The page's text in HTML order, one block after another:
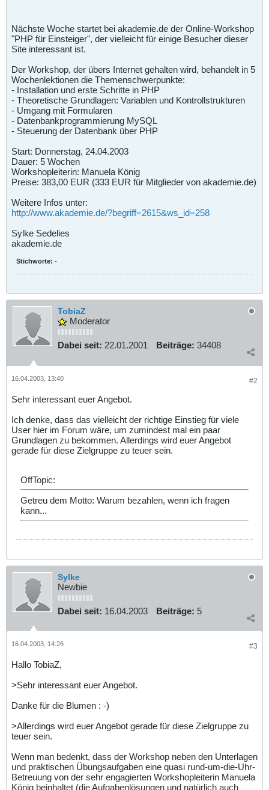
Nächste Woche startet bei akademie.de der Online-Workshop
"PHP für Einsteiger", der vielleicht für einige Besucher dieser
Site interessant ist.
Der Workshop, der übers Internet gehalten wird, behandelt in 5
Wochenlektionen die Themenschwerpunkte:
- Installation und erste Schritte in PHP
- Theoretische Grundlagen: Variablen und Kontrollstrukturen
- Umgang mit Formularen
- Datenbankprogrammierung MySQL
- Steuerung der Datenbank über PHP
Start: Donnerstag, 24.04.2003
Dauer: 5 Wochen
Workshopleiterin: Manuela König
Preise: 383,00 EUR (333 EUR für Mitglieder von akademie.de)
Weitere Infos unter:
http://www.akademie.de/?begriff=2615&ws_id=258
Sylke Sedelies
akademie.de
Stichworte: -
TobiaZ
Moderator
Dabei seit: 22.01.2001 Beiträge: 34408
#2
16.04.2003, 13:40
Sehr interessant euer Angebot.
Ich denke, dass das vielleicht der richtige Einstieg für viele
User hier im Forum wäre, um zumindest mal ein paar
Grundlagen zu bekommen. Allerdings wird euer Angebot
gerade für diese Zielgruppe zu teuer sein.
OffTopic:
Getreu dem Motto: Warum bezahlen, wenn ich fragen
kann...
Sylke
Newbie
Dabei seit: 16.04.2003 Beiträge: 5
#3
16.04.2003, 14:26
Hallo TobiaZ,
>Sehr interessant euer Angebot.
Danke für die Blumen : -)
>Allerdings wird euer Angebot gerade für diese Zielgruppe zu
teuer sein.
Wenn man bedenkt, dass der Workshop neben den Unterlagen
und praktischen Übungsaufgaben eine quasi rund-um-die-Uhr-
Betreuung von der sehr engagierten Workshopleiterin Manuela
König beinhaltet (die Aufgabenlösungen und natürlich auch